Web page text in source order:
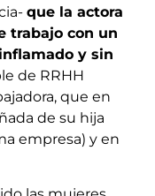
que la actora
trabajo con un
y sin
de RRHH
que en
de su hija
empresa) y en